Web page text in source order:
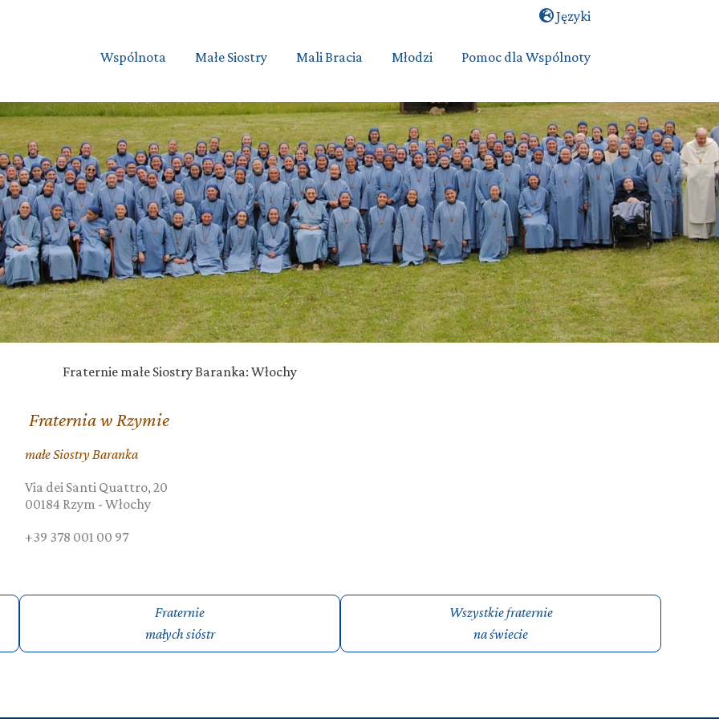
Języki
Wspólnota Małe Siostry Mali Bracia Młodzi Pomoc dla Wspólnoty
Fraternie małe Siostry Baranka: Włochy
Fraternia w Rzymie
małe Siostry Baranka
Via dei Santi Quattro, 20
00184 Rzym - Włochy
+39 378 001 00 97
Fraternie
małych sióstr
Wszystkie fraternie
na świecie